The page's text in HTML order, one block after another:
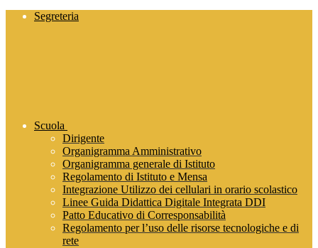
Segreteria
Scuola
Dirigente
Organigramma Amministrativo
Organigramma generale di Istituto
Regolamento di Istituto e Mensa
Integrazione Utilizzo dei cellulari in orario scolastico
Linee Guida Didattica Digitale Integrata DDI
Patto Educativo di Corresponsabilità
Regolamento per l’uso delle risorse tecnologiche e di
rete